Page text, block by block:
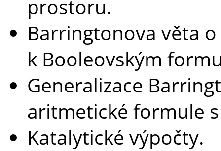
prostoru.
Barringtonova věta
k Booleovským
Generalizace
aritmetické formule
Katalytické výpočty.